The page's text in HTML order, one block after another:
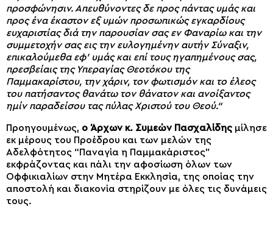
προσφώνησιν. Απευθύνοντες δε προς πάντας υμάς και
προς ένα έκαστον εξ υμών προσωπικώς εγκαρδίους
ευχαριστίας διά την παρουσίαν σας εν Φαναρίω και την
συμμετοχήν σας εις την ευλογημένην αυτήν Σύναξιν,
επικαλούμεθα εφ’ υμάς και επί τους ηγαπημένους σας,
πρεσβείαις της Υπεραγίας Θεοτόκου της
Παμμακαρίστου, την χάριν, τον φωτισμόν και το έλεος
του πατήσαντος θανάτω τον θάνατον και ανοίξαντος
ημίν παραδείσου τας πύλας Χριστού του Θεού.“
Προηγουμένως, ο Άρχων κ. Συμεών Πασχαλίδης μίλησε
εκ μέρους του Προέδρου και των μελών της
Αδελφότητος “Παναγία η Παμμακάριστος”
εκφράζοντας και πάλι την αφοσίωση όλων των
Οφφικιαλίων στην Μητέρα Εκκλησία, της οποίας την
αποστολή και διακονία στηρίζουν με όλες τις δυνάμεις
τους.